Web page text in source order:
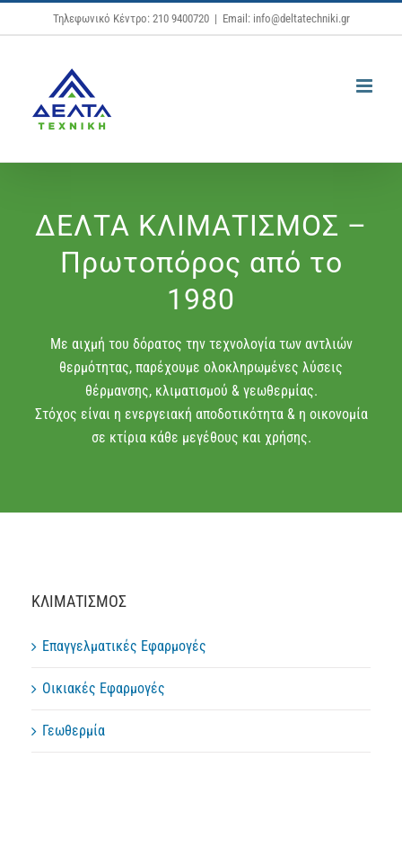
Μετάβαση
στο
Τηλεφωνικό Κέντρο: 210 9400720 | Email: info@deltatechniki.gr
ΔΕΛΤΑ ΚΛΙΜΑΤΙΣΜΟΣ –
Πρωτοπόρος από το
1980
Με αιχμή του δόρατος την τεχνολογία των αντλιών
θερμότητας, παρέχουμε ολοκληρωμένες λύσεις
θέρμανσης, κλιματισμού & γεωθερμίας.
Στόχος είναι η ενεργειακή αποδοτικότητα & η οικονομία
σε κτίρια κάθε μεγέθους και χρήσης.
ΚΛΙΜΑΤΙΣΜΟΣ
Επαγγελματικές Εφαρμογές
Οικιακές Εφαρμογές
Γεωθερμία